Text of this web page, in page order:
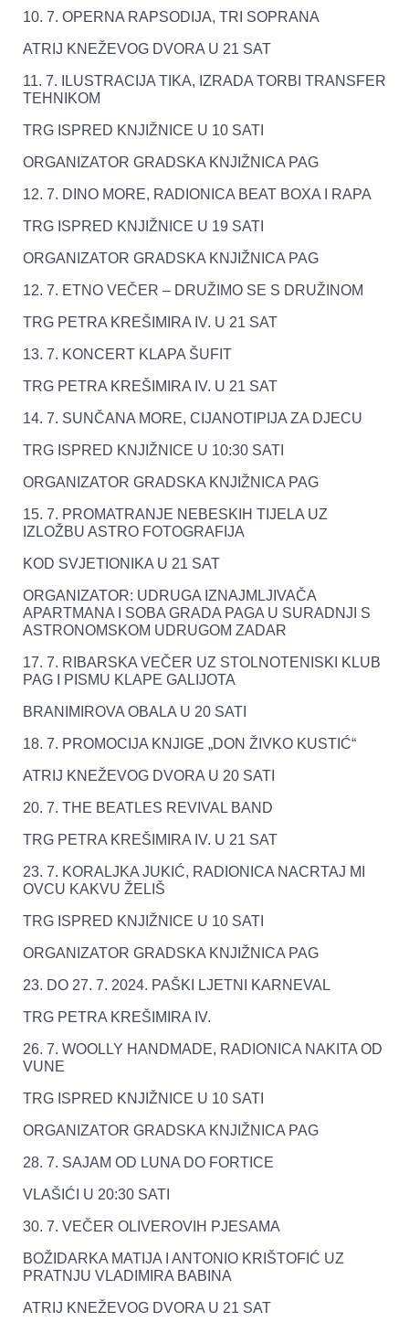
10. 7. OPERNA RAPSODIJA, TRI SOPRANA
ATRIJ KNEŽEVOG DVORA U 21 SAT
11. 7. ILUSTRACIJA TIKA, IZRADA TORBI TRANSFER
TEHNIKOM
TRG ISPRED KNJIŽNICE U 10 SATI
ORGANIZATOR GRADSKA KNJIŽNICA PAG
12. 7. DINO MORE, RADIONICA BEAT BOXA I RAPA
TRG ISPRED KNJIŽNICE U 19 SATI
ORGANIZATOR GRADSKA KNJIŽNICA PAG
12. 7. ETNO VEČER – DRUŽIMO SE S DRUŽINOM
TRG PETRA KREŠIMIRA IV. U 21 SAT
13. 7. KONCERT KLAPA ŠUFIT
TRG PETRA KREŠIMIRA IV. U 21 SAT
14. 7. SUNČANA MORE, CIJANOTIPIJA ZA DJECU
TRG ISPRED KNJIŽNICE U 10:30 SATI
ORGANIZATOR GRADSKA KNJIŽNICA PAG
15. 7. PROMATRANJE NEBESKIH TIJELA UZ
IZLOŽBU ASTRO FOTOGRAFIJA
KOD SVJETIONIKA U 21 SAT
ORGANIZATOR: UDRUGA IZNAJMLJIVAČA
APARTMANA I SOBA GRADA PAGA U SURADNJI S
ASTRONOMSKOM UDRUGOM ZADAR
17. 7. RIBARSKA VEČER UZ STOLNOTENISKI KLUB
PAG I PISMU KLAPE GALIJOTA
BRANIMIROVA OBALA U 20 SATI
18. 7. PROMOCIJA KNJIGE „DON ŽIVKO KUSTIĆ“
ATRIJ KNEŽEVOG DVORA U 20 SATI
20. 7. THE BEATLES REVIVAL BAND
TRG PETRA KREŠIMIRA IV. U 21 SAT
23. 7. KORALJKA JUKIĆ, RADIONICA NACRTAJ MI
OVCU KAKVU ŽELIŠ
TRG ISPRED KNJIŽNICE U 10 SATI
ORGANIZATOR GRADSKA KNJIŽNICA PAG
23. DO 27. 7. 2024. PAŠKI LJETNI KARNEVAL
TRG PETRA KREŠIMIRA IV.
26. 7. WOOLLY HANDMADE, RADIONICA NAKITA OD
VUNE
TRG ISPRED KNJIŽNICE U 10 SATI
ORGANIZATOR GRADSKA KNJIŽNICA PAG
28. 7. SAJAM OD LUNA DO FORTICE
VLAŠIĆI U 20:30 SATI
30. 7. VEČER OLIVEROVIH PJESAMA
BOŽIDARKA MATIJA I ANTONIO KRIŠTOFIĆ UZ
PRATNJU VLADIMIRA BABINA
ATRIJ KNEŽEVOG DVORA U 21 SAT